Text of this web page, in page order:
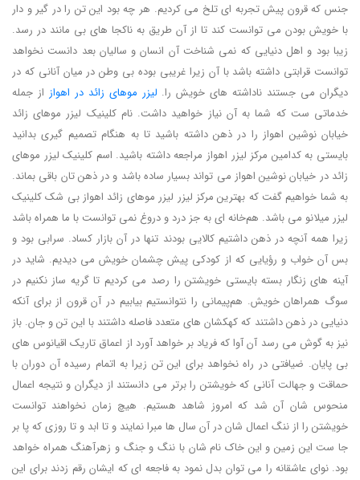
جنس که قرون پیش تجربه ای تلخ می کردیم. هر چه بود این تن را در گیر و دار
با خویش بودن می توانست کند تا از آن طریق به ناکجا های بی مانند در رسد.
زیبا بود و اهل دنیایی که نمی شناخت آن انسان و سالیان بعد دانست نخواهد
توانست قرابتی داشته باشد با آن زیرا غریبی بوده بی وطن در میان آنانی که در
دیگران می جستند ناداشته های خویش را. لیزر موهای زائد در اهواز از جمله
خدماتی ست که شما به آن نیاز خواهید داشت. نام کلینیک لیزر موهای زائد
خیابان نوشین اهواز را در ذهن داشته باشید تا به هنگام تصمیم گیری بدانید
بایستی به کدامین مرکز لیزر اهواز مراجعه داشته باشید. اسم کلینیک لیزر موهای
زائد در خیابان نوشین اهواز می تواند بسیار ساده باشد و در ذهن تان باقی بماند.
به شما خواهیم گفت که بهترین مرکز لیزر لیزر موهای زائد اهواز بی شک کلینیک
لیزر میلانو می باشد. هم‌خانه ای به جز درد و دروغ نمی توانست با ما همراه باشد
زیرا همه آنچه در ذهن داشتیم کالایی بودند تنها در آن بازار کساد. سرابی بود و
بس آن خواب و رؤیایی که از کودکی پیش چشمان خویش می دیدیم. شاید در
آینه های زنگار بسته بایستی خویشتن را رصد می کردیم تا گریه ساز نکنیم در
سوگ همراهان خویش. هم‌پیمانی را نتوانستیم بیابیم در آن قرون از برای آنکه
دنیایی در ذهن داشتند که کهکشان های متعدد فاصله داشتند با این تن و جان. باز
نیز به گوش می رسد آن آوا که فریاد بر خواهد آورد از اعماق تاریک اقیانوس های
بی پایان. ضیافتی در راه نخواهد برای این تن زیرا به اتمام رسیده آن دوران با
حماقت و جهالت آنانی که خویشتن را برتر می دانستند از دیگران و نتیجه اعمال
منحوس شان آن شد که امروز شاهد هستیم. هیچ زمان نخواهند توانست
خویشتن را از ننگ اعمال شان در آن سال ها مبرا نمایند و تا ابد و تا روزی که پا بر
جا ست این زمین و این خاک نام شان با ننگ و جنگ و زهرآهنگ همراه خواهد
بود. نوای عاشقانه را می توان بدل نمود به فاجعه ای که ایشان رقم زدند برای این